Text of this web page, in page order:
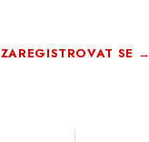
ZAREGISTROVAT SE →